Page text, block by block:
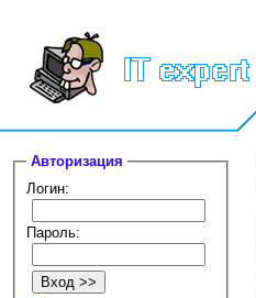
Авторизация
Логин:
Пароль: